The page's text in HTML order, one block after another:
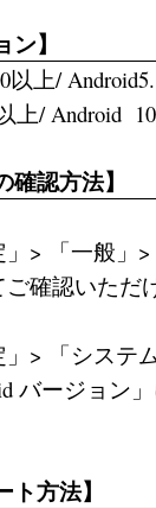
ン】
以上/
上/ Android
確認方法】
> 「一般」
確認いただ
> 「システ
バージョン
ト方法】